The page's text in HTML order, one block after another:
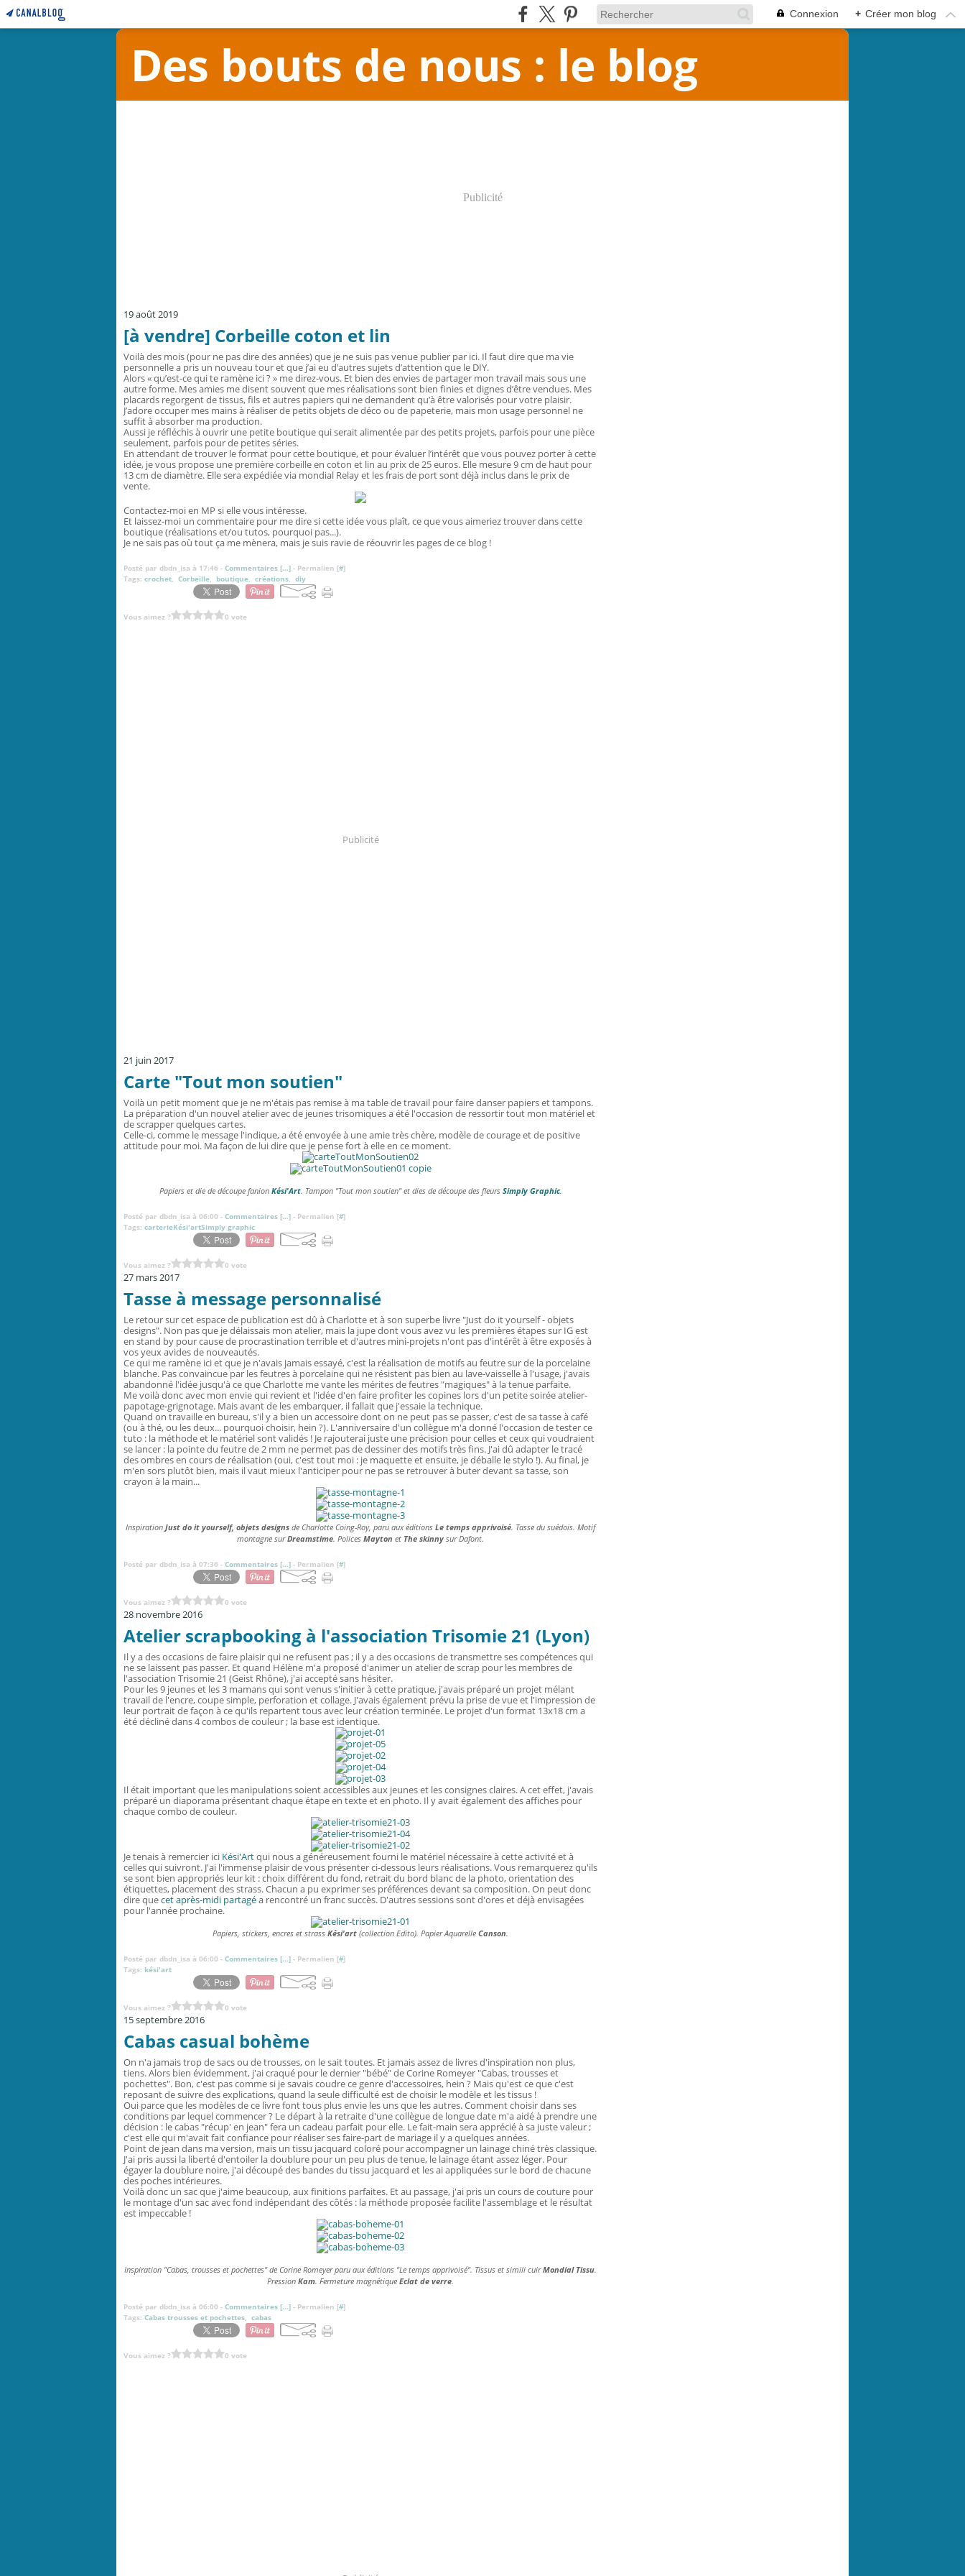
Connexion + Créer mon blog
Des bouts de nous : le blog
Publicité
19 août 2019
[à vendre] Corbeille coton et lin
Voilà des mois (pour ne pas dire des années) que je ne suis pas venue publier par ici. Il faut dire que ma vie
personnelle a pris un nouveau tour et que j’ai eu d’autres sujets d’attention que le DIY.
Alors « qu’est-ce qui te ramène ici ? » me direz-vous. Et bien des envies de partager mon travail mais sous une
autre forme. Mes amies me disent souvent que mes réalisations sont bien finies et dignes d’être vendues. Mes
placards regorgent de tissus, fils et autres papiers qui ne demandent qu’à être valorisés pour votre plaisir.
J’adore occuper mes mains à réaliser de petits objets de déco ou de papeterie, mais mon usage personnel ne
suffit à absorber ma production.
Aussi je réfléchis à ouvrir une petite boutique qui serait alimentée par des petits projets, parfois pour une pièce
seulement, parfois pour de petites séries.
En attendant de trouver le format pour cette boutique, et pour évaluer l’intérêt que vous pouvez porter à cette
idée, je vous propose une première corbeille en coton et lin au prix de 25 euros. Elle mesure 9 cm de haut pour
13 cm de diamètre. Elle sera expédiée via mondial Relay et les frais de port sont déjà inclus dans le prix de
vente.
Contactez-moi en MP si elle vous intéresse.
Et laissez-moi un commentaire pour me dire si cette idée vous plaît, ce que vous aimeriez trouver dans cette
boutique (réalisations et/ou tutos, pourquoi pas...).
Je ne sais pas où tout ça me mènera, mais je suis ravie de réouvrir les pages de ce blog !
Posté par dbdn_isa à 17:46 - Commentaires […] - Permalien [#]
Tags: crochet, Corbeille, boutique, créations, diy
Vous aimez ? 0 vote
Publicité
21 juin 2017
Carte "Tout mon soutien"
Voilà un petit moment que je ne m'étais pas remise à ma table de travail pour faire danser papiers et tampons.
La préparation d'un nouvel atelier avec de jeunes trisomiques a été l'occasion de ressortir tout mon matériel et
de scrapper quelques cartes.
Celle-ci, comme le message l'indique, a été envoyée à une amie très chère, modèle de courage et de positive
attitude pour moi. Ma façon de lui dire que je pense fort à elle en ce moment.
Papiers et die de découpe fanion Kési'Art. Tampon "Tout mon soutien" et dies de découpe des fleurs Simply Graphic.
Posté par dbdn_isa à 06:00 - Commentaires […] - Permalien [#]
Tags: carterieKési'artSimply graphic
Vous aimez ? 0 vote
27 mars 2017
Tasse à message personnalisé
Le retour sur cet espace de publication est dû à Charlotte et à son superbe livre "Just do it yourself - objets
designs". Non pas que je délaissais mon atelier, mais la jupe dont vous avez vu les premières étapes sur IG est
en stand by pour cause de procrastination terrible et d'autres mini-projets n'ont pas d'intérêt à être exposés à
vos yeux avides de nouveautés.
Ce qui me ramène ici et que je n'avais jamais essayé, c'est la réalisation de motifs au feutre sur de la porcelaine
blanche. Pas convaincue par les feutres à porcelaine qui ne résistent pas bien au lave-vaisselle à l'usage, j'avais
abandonné l'idée jusqu'à ce que Charlotte me vante les mérites de feutres "magiques" à la tenue parfaite.
Me voilà donc avec mon envie qui revient et l'idée d'en faire profiter les copines lors d'un petite soirée atelier-
papotage-grignotage. Mais avant de les embarquer, il fallait que j'essaie la technique.
Quand on travaille en bureau, s'il y a bien un accessoire dont on ne peut pas se passer, c'est de sa tasse à café
(ou à thé, ou les deux... pourquoi choisir, hein ?). L'anniversaire d'un collègue m'a donné l'occasion de tester ce
tuto : la méthode et le matériel sont validés ! Je rajouterai juste une précision pour celles et ceux qui voudraient
se lancer : la pointe du feutre de 2 mm ne permet pas de dessiner des motifs très fins. J'ai dû adapter le tracé
des ombres en cours de réalisation (oui, c'est tout moi : je maquette et ensuite, je déballe le stylo !). Au final, je
m'en sors plutôt bien, mais il vaut mieux l'anticiper pour ne pas se retrouver à buter devant sa tasse, son
crayon à la main...
Inspiration Just do it yourself, objets designs de Charlotte Coing-Roy, paru aux éditions Le temps apprivoisé. Tasse du suédois. Motif
montagne surDreamstime. Polices Mayton et The skinny sur Dafont.
Posté par dbdn_isa à 07:36 - Commentaires […] - Permalien [#]
Vous aimez ? 0 vote
28 novembre 2016
Atelier scrapbooking à l'association Trisomie 21 (Lyon)
Il y a des occasions de faire plaisir qui ne refusent pas ; il y a des occasions de transmettre ses compétences qui
ne se laissent pas passer. Et quand Hélène m'a proposé d'animer un atelier de scrap pour les membres de
l'association Trisomie 21 (Geist Rhône), j'ai accepté sans hésiter.
Pour les 9 jeunes et les 3 mamans qui sont venus s'initier à cette pratique, j'avais préparé un projet mélant
travail de l'encre, coupe simple, perforation et collage. J'avais également prévu la prise de vue et l'impression de
leur portrait de façon à ce qu'ils repartent tous avec leur création terminée. Le projet d'un format 13x18 cm a
été décliné dans 4 combos de couleur ; la base est identique.
Il était important que les manipulations soient accessibles aux jeunes et les consignes claires. A cet effet, j'avais
préparé un diaporama présentant chaque étape en texte et en photo. Il y avait également des affiches pour
chaque combo de couleur.
Je tenais à remercier ici Kési'Artqui nous a généreusement fourni le matériel nécessaire à cette activité et à
celles qui suivront. J'ai l'immense plaisir de vous présenter ci-dessous leurs réalisations. Vous remarquerez qu'ils
se sont bien appropriés leur kit : choix différent du fond, retrait du bord blanc de la photo, orientation des
étiquettes, placement des strass. Chacun a pu exprimer ses préférences devant sa composition. On peut donc
dire quecet après-midi partagéa rencontré un franc succès. D'autres sessions sont d'ores et déjà envisagées
pour l'année prochaine.
Papiers, stickers, encres et strass Kési'art (collection Edito). Papier Aquarelle Canson.
Posté par dbdn_isa à 06:00 - Commentaires […] - Permalien [#]
Tags: kési'art
Vous aimez ? 0 vote
15 septembre 2016
Cabas casual bohème
On n'a jamais trop de sacs ou de trousses, on le sait toutes. Et jamais assez de livres d'inspiration non plus,
tiens. Alors bien évidemment, j'ai craqué pour le dernier "bébé" de Corine Romeyer "Cabas, trousses et
pochettes". Bon, c'est pas comme si je savais coudre ce genre d'accessoires, hein ? Mais qu'est ce que c'est
reposant de suivre des explications, quand la seule difficulté est de choisir le modèle et les tissus !
Oui parce que les modèles de ce livre font tous plus envie les uns que les autres. Comment choisir dans ses
conditions par lequel commencer ? Le départ à la retraite d'une collègue de longue date m'a aidé à prendre une
décision : le cabas "récup' en jean" fera un cadeau parfait pour elle. Le fait-main sera apprécié à sa juste valeur ;
c'est elle qui m'avait fait confiance pour réaliser ses faire-part de mariage il y a quelques années.
Point de jean dans ma version, mais un tissu jacquard coloré pour accompagner un lainage chiné très classique.
J'ai pris aussi la liberté d'entoiler la doublure pour un peu plus de tenue, le lainage étant assez léger. Pour
égayer la doublure noire, j'ai découpé des bandes du tissu jacquard et les ai appliquées sur le bord de chacune
des poches intérieures.
Voilà donc un sac que j'aime beaucoup, aux finitions parfaites. Et au passage, j'ai pris un cours de couture pour
le montage d'un sac avec fond indépendant des côtés : la méthode proposée facilite l'assemblage et le résultat
est impeccable !
Inspiration "Cabas, trousses et pochettes" de Corine Romeyer paru aux éditions "Le temps apprivoisé". Tissus et simili cuirMondial Tissu.
Pression Kam. Fermeture magnétique Eclat de verre.
Posté par dbdn_isa à 06:00 - Commentaires […] - Permalien [#]
Tags: Cabas trousses et pochettes, cabas
Vous aimez ? 0 vote